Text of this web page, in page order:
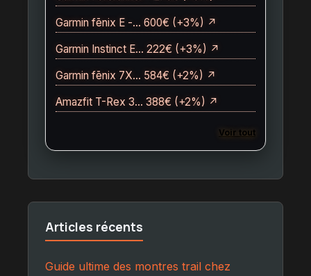
Garmin fēnix E -… 600€ (+3%) ↗
Garmin Instinct E… 222€ (+3%) ↗
Garmin fēnix 7X… 584€ (+2%) ↗
Amazfit T-Rex 3… 388€ (+2%) ↗
Voir tout
Articles récents
Guide ultime des montres trail chez